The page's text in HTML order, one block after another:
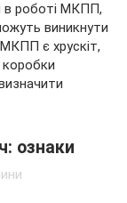
в роботі МКПП,
виникнути
є хрускіт,
ознаки